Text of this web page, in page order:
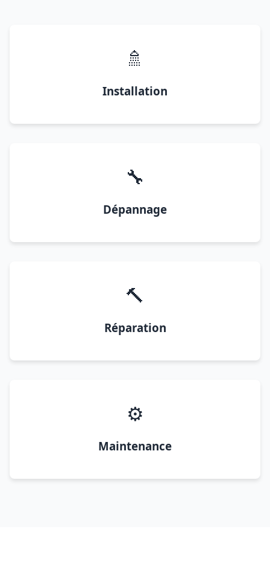
🚿
Installation
🔧
Dépannage
🔨
Réparation
⚙️
Maintenance